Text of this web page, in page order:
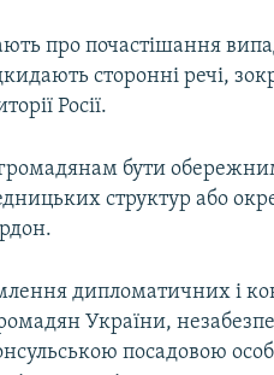
про почастішання
сторонні речі,
Росії.
бути
структур або
дипломатичних і
України,
посадовою